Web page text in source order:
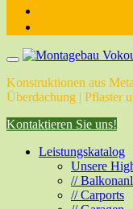
Konstruktionen aus
Überdachung | Pflaster
Kontaktieren Sie uns!
Leistungskatalog
Unsere
//
// Carports